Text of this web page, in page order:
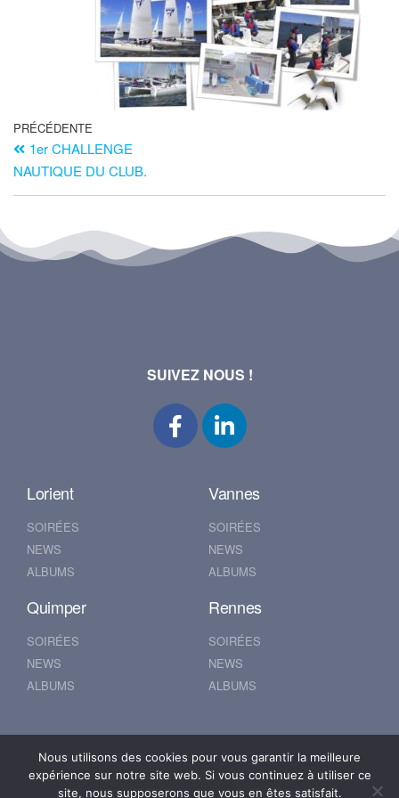
PRÉCÉDENTE
1er CHALLENGE
NAUTIQUE DU CLUB.
SUIVEZ NOUS !
Lorient
SOIRÉES
NEWS
ALBUMS
Vannes
SOIRÉES
NEWS
ALBUMS
Quimper
SOIRÉES
NEWS
ALBUMS
Rennes
SOIRÉES
NEWS
ALBUMS
Nantes
SOIRÉES
SOIRÉES
Nous utilisons des cookies pour vous garantir la meilleure
expérience sur notre site web. Si vous continuez à utiliser ce
site, nous supposerons que vous en êtes satisfait.